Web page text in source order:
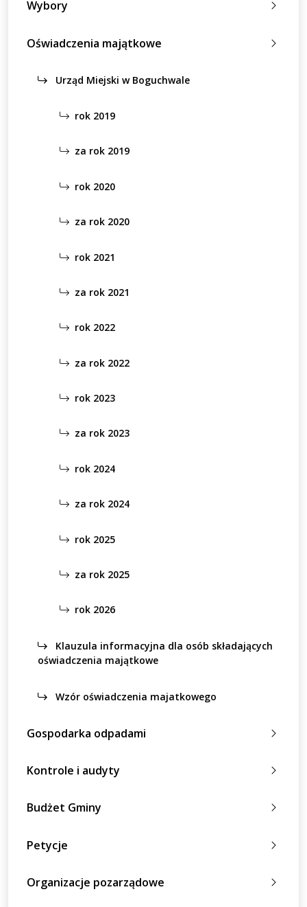
Wybory
Oświadczenia majątkowe
Urząd Miejski w Boguchwale
rok 2019
za rok 2019
rok 2020
za rok 2020
rok 2021
za rok 2021
rok 2022
za rok 2022
rok 2023
za rok 2023
rok 2024
za rok 2024
rok 2025
za rok 2025
rok 2026
Klauzula informacyjna dla osób składających
oświadczenia majątkowe
Wzór oświadczenia majatkowego
Gospodarka odpadami
Kontrole i audyty
Budżet Gminy
Petycje
Organizacje pozarządowe